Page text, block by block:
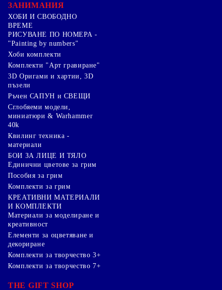
ЗАНИМАНИЯ
ХОБИ И СВОБОДНО
ВРЕМЕ
РИСУВАНЕ ПО НОМЕРА -
"Painting by numbers"
Хоби комплекти
Комплекти "Арт гравиране"
3D Оригами и хартии, 3D
пъзели
Ръчен САПУН и СВЕЩИ
Сглобяеми модели,
миниатюри & Warhammer
40k
Квилинг техника -
материали
БОИ ЗА ЛИЦЕ И ТЯЛО
Единични цветове за грим
Пособия за грим
Комплекти за грим
КРЕАТИВНИ МАТЕРИАЛИ
И КОМПЛЕКТИ
Mатериали за моделиране и
креативност
Елементи за оцветяване и
декориране
Комплекти за творчество 3+
Комплекти за творчество 7+
THE GIFT SHOP